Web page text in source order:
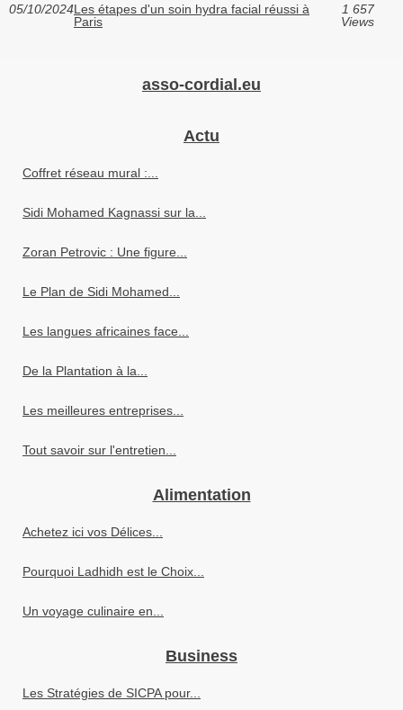
05/10/2024Les étapes d'un soin hydra facial réussi à
Paris
1 657
Views
asso-cordial.eu
Actu
Coffret réseau mural :...
Sidi Mohamed Kagnassi sur la...
Zoran Petrovic : Une figure...
Le Plan de Sidi Mohamed...
Les langues africaines face...
De la Plantation à la...
Les meilleures entreprises...
Tout savoir sur l'entretien...
Alimentation
Achetez ici vos Délices...
Pourquoi Ladhidh est le Choix...
Un voyage culinaire en...
Business
Les Stratégies de SICPA pour...